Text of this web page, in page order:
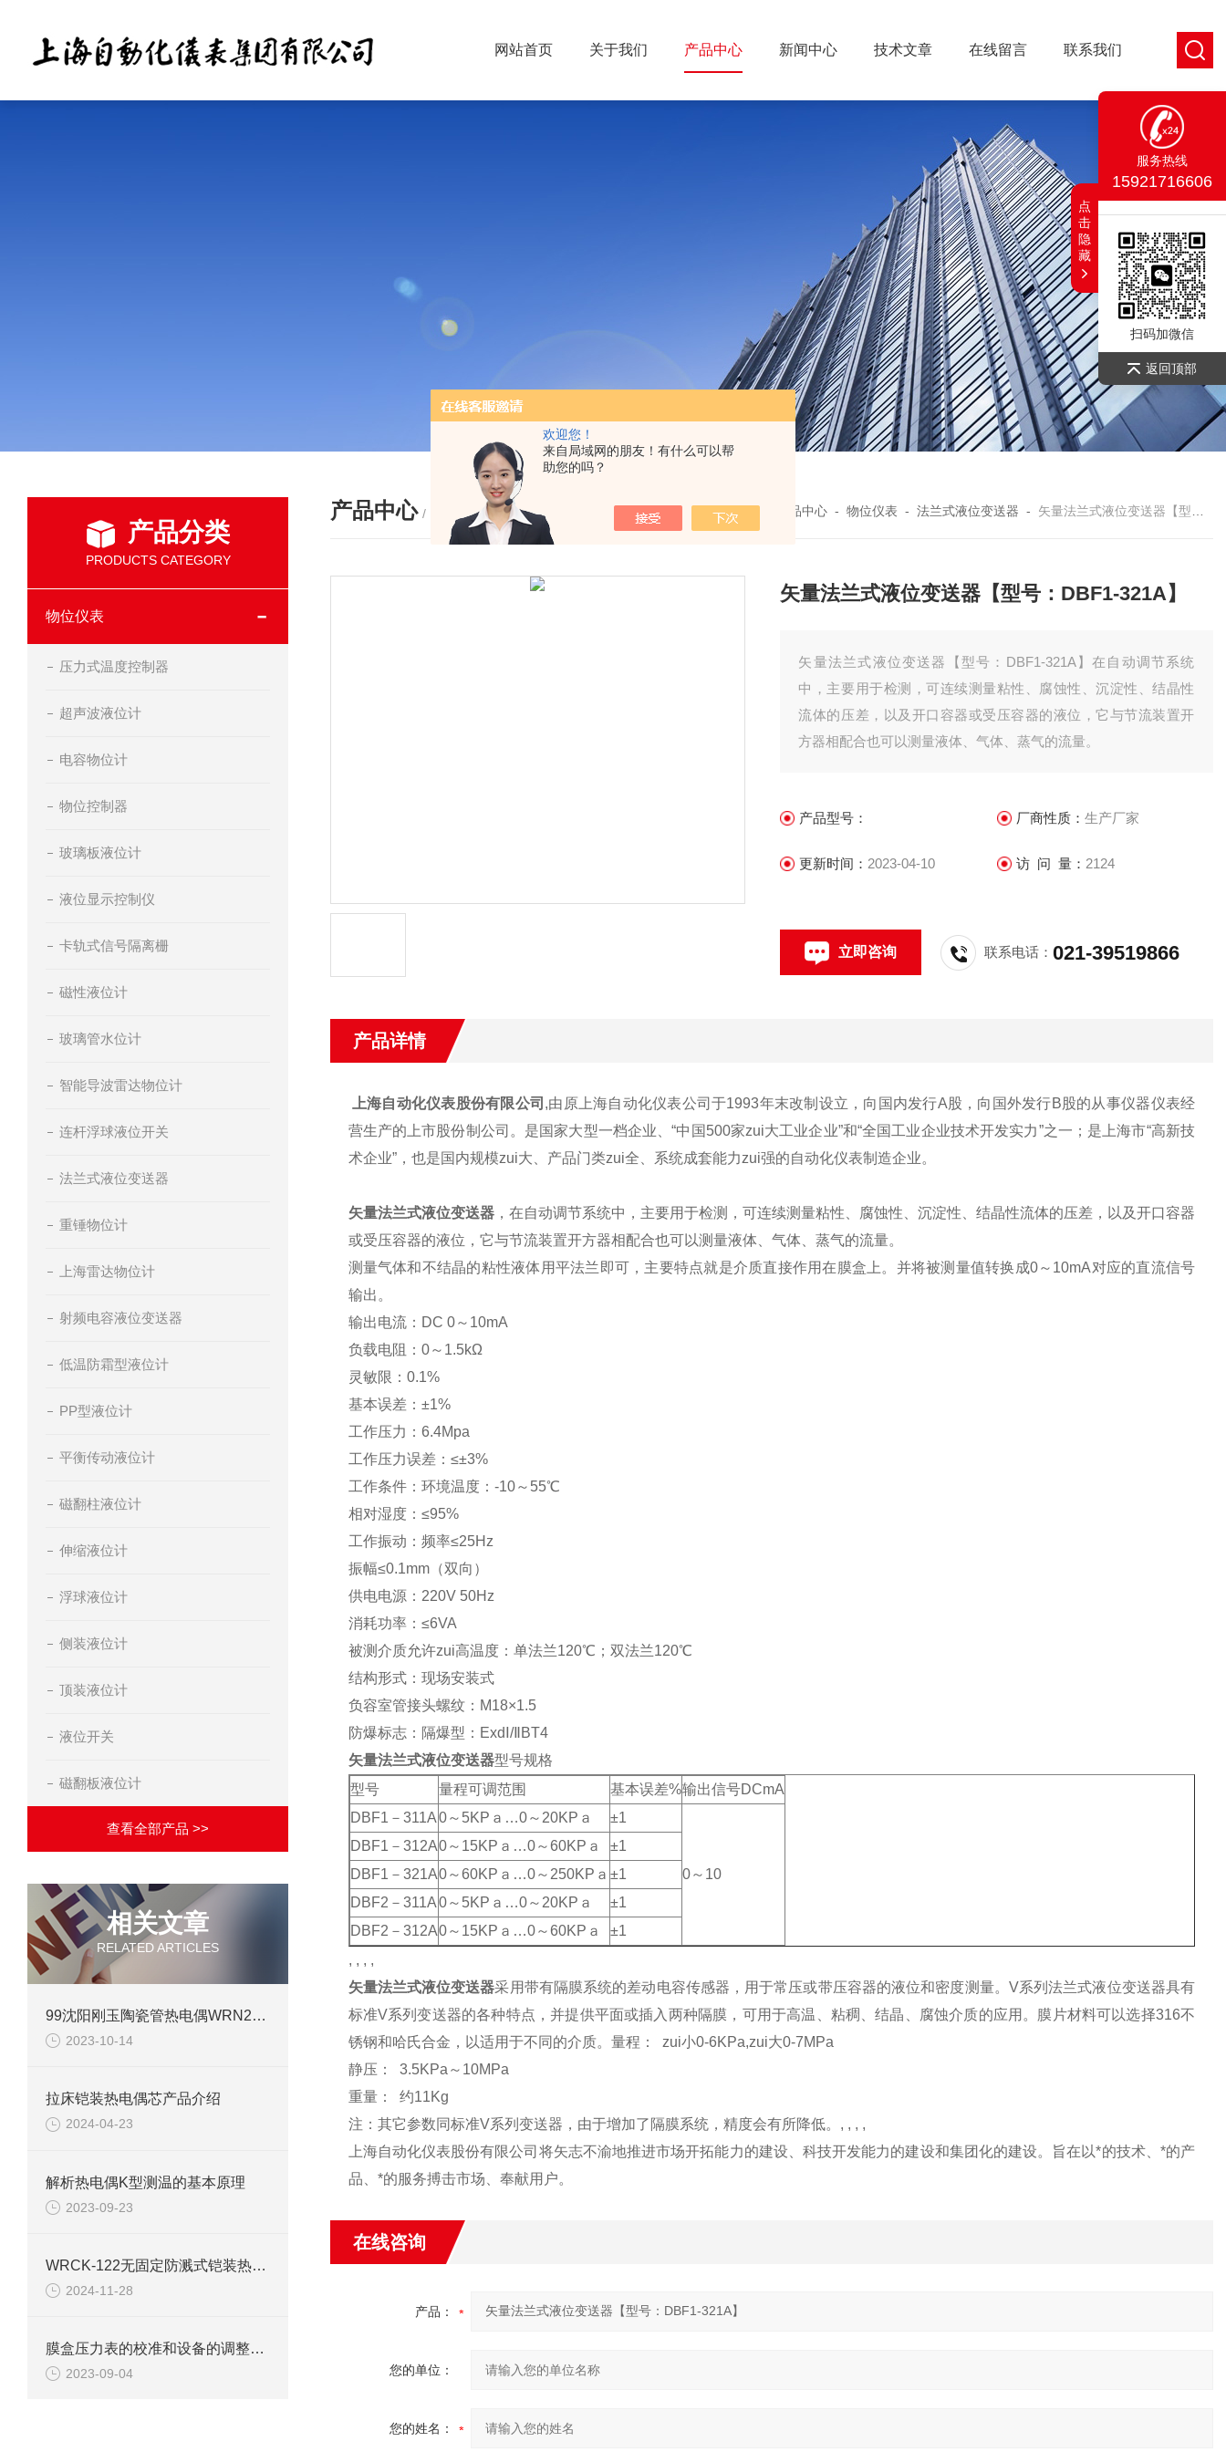
欢迎您！
来自局域网的朋友！有什么可以帮
助您的吗？
网站首页 关于我们 产品中心 新闻中心 技术文章 在线留言 联系我们
产品分类
PRODUCTS CATEGORY
物位仪表
压力式温度控制器
超声波液位计
电容物位计
物位控制器
玻璃板液位计
液位显示控制仪
卡轨式信号隔离栅
磁性液位计
玻璃管水位计
智能导波雷达物位计
连杆浮球液位开关
法兰式液位变送器
重锤物位计
上海雷达物位计
射频电容液位变送器
低温防霜型液位计
PP型液位计
平衡传动液位计
磁翻柱液位计
伸缩液位计
浮球液位计
侧装液位计
顶装液位计
液位开关
磁翻板液位计
查看全部产品 >>
相关文章
RELATED ARTICLES
99沈阳刚玉陶瓷管热电偶WRN2-121电子版说明书
2023-10-14
拉床铠装热电偶芯产品介绍
2024-04-23
解析热电偶K型测温的基本原理
2023-09-23
WRCK-122无固定防溅式铠装热电偶简介
2024-11-28
膜盒压力表的校准和设备的调整该怎么进行？
2023-09-04
产品中心 / PRODUCTS 您的位置：首页 - 产品中心 -物位仪表 -法兰式液位变送器 - 矢量法兰式液位变送器【型号：DBF1-321A】
矢量法兰式液位变送器【型号：DBF1-321A】
矢量法兰式液位变送器【型号：DBF1-321A】在自动调节系统
中，主要用于检测，可连续测量粘性、腐蚀性、沉淀性、结晶性
流体的压差，以及开口容器或受压容器的液位，它与节流装置开
方器相配合也可以测量液体、气体、蒸气的流量。
产品型号： 厂商性质： 生产厂家
更新时间： 2023-04-10 访 问 量： 2124
立即咨询 联系电话：021-39519866
产品详情
上海自动化仪表股份有限公司 ,由原上海自动化仪表公司于1993年末改制设立，向国内发行A股，向国外发行B股的从事仪器仪表经
营生产的上市股份制公司。是国家大型一档企业、“中国500家zui大工业企业”和“全国工业企业技术开发实力”之一；是上海市“高新技
术企业”，也是国内规模zui大、产品门类zui全、系统成套能力zui强的自动化仪表制造企业。
矢量法兰式液位变送器，在自动调节系统中，主要用于检测，可连续测量粘性、腐蚀性、沉淀性、结晶性流体的压差，以及开口容器
或受压容器的液位，它与节流装置开方器相配合也可以测量液体、气体、蒸气的流量。
测量气体和不结晶的粘性液体用平法兰即可，主要特点就是介质直接作用在膜盒上。并将被测量值转换成0～10mA对应的直流信号
输出。
输出电流：DC 0～10mA
负载电阻：0～1.5kΩ
灵敏限：0.1%
基本误差：±1%
工作压力：6.4Mpa
工作压力误差：≤±3%
工作条件：环境温度：-10～55℃
相对湿度：≤95%
工作振动：频率≤25Hz
振幅≤0.1mm（双向）
供电电源：220V 50Hz
消耗功率：≤6VA
被测介质允许zui高温度：单法兰120℃；双法兰120℃
结构形式：现场安装式
负容室管接头螺纹：M18×1.5
防爆标志：隔爆型：ExdⅠ/ⅡBT4
矢量法兰式液位变送器型号规格
型号
量程可调范围 基本误差%输出信号DCmA
DBF1－311A0～5KPａ…0～20KPａ ±1
0～10
DBF1－312A0～15KPａ…0～60KPａ
±1
DBF1－321A0～60KPａ…0～250KPａ ±1
DBF2－311A0～5KPａ…0～20KPａ
±1
DBF2－312A0～15KPａ…0～60KPａ
±1
, , , ,
矢量法兰式液位变送器采用带有隔膜系统的差动电容传感器，用于常压或带压容器的液位和密度测量。V系列法兰式液位变送器具有
标准V系列变送器的各种特点，并提供平面或插入两种隔膜，可用于高温、粘稠、结晶、腐蚀介质的应用。膜片材料可以选择316不
锈钢和哈氏合金，以适用于不同的介质。量程： zui小0-6KPa,zui大0-7MPa
静压： 3.5KPa～10MPa
重量： 约11Kg
注：其它参数同标准V系列变送器，由于增加了隔膜系统，精度会有所降低。, , , ,
上海自动化仪表股份有限公司将矢志不渝地推进市场开拓能力的建设、科技开发能力的建设和集团化的建设。旨在以*的技术、*的产
品、*的服务搏击市场、奉献用户。
在线咨询
产品：
您的单位：
您的姓名：
服务热线
15921716606
扫码加微信
返回顶部
点
击
隐
藏